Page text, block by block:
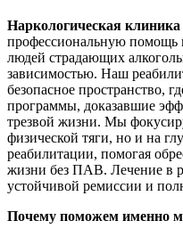
Наркологическая клиника
профессиональную помощь
людей страдающих
зависимостью. Наш
безопасное пространство,
программы, доказавшие
трезвой жизни. Мы
физической тяги, но и на
реабилитации, помогая
жизни без ПАВ. Лечение в
устойчивой ремиссии и
Почему поможем именно